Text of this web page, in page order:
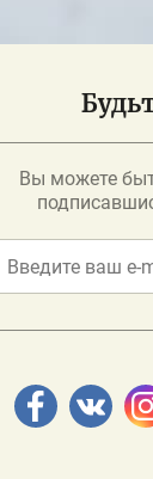
Вы можете